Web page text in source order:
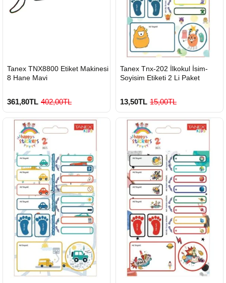
GÖNDERİ
Tanex TNX8800 Etiket Makinesi
8 Hane Mavi
361,80TL 402,00TL
GÖNDERİ
Tanex Tnx-202 İlkokul İsim-
Soyisim Etiketi 2 Li Paket
13,50TL 15,00TL